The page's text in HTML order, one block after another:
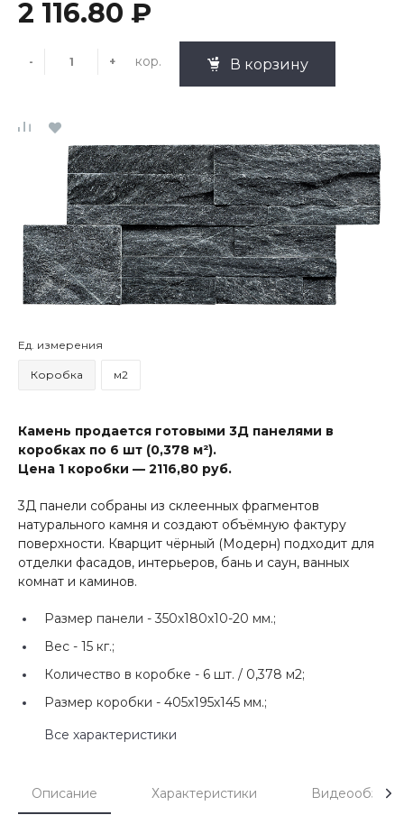
2 116.80 ₽
- + кор. В корзину
Ед. измерения
Коробка м2
Камень продается готовыми 3Д панелями в
коробках по 6 шт (0,378 м²).
Цена 1 коробки — 2116,80 руб.
3Д панели собраны из склеенных фрагментов
натурального камня и создают объёмную фактуру
поверхности. Кварцит чёрный (Модерн) подходит для
отделки фасадов, интерьеров, бань и саун, ванных
комнат и каминов.
Размер панели - 350x180x10-20 мм.;
Вес - 15 кг.;
Количество в коробке - 6 шт. / 0,378 м2;
Размер коробки - 405х195х145 мм.;
Все характеристики
Описание Характеристики Видеообзоры